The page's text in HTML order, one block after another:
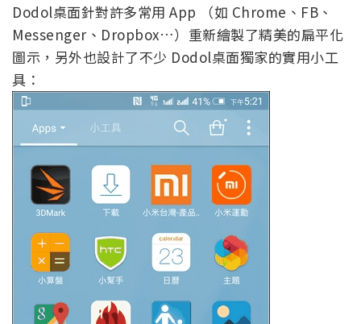
Dodol桌面針對許多常用 App （如 Chrome、FB、
Messenger、Dropbox…）重新繪製了精美的扁平化
圖示，另外也設計了不少 Dodol桌面獨家的實用小工
具：